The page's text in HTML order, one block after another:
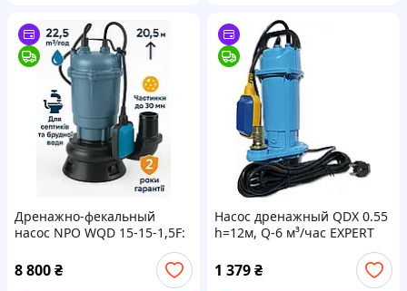
Дренажно-фекальный
насос NPO WQD 15-15-1,5F:
💦 22.5 м³/час, напор 20.5 м,
для септиков и грязной
воды
8 800₴
Насос дренажный QDX 0.55
h=12м, Q-6 м³/час EXPERT
грязной води, откачки
септиков
1 379₴